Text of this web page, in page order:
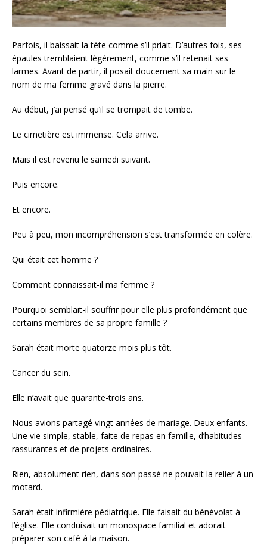
Parfois, il baissait la tête comme s’il priait. D’autres fois, ses
épaules tremblaient légèrement, comme s’il retenait ses
larmes. Avant de partir, il posait doucement sa main sur le
nom de ma femme gravé dans la pierre.
Au début, j’ai pensé qu’il se trompait de tombe.
Le cimetière est immense. Cela arrive.
Mais il est revenu le samedi suivant.
Puis encore.
Et encore.
Peu à peu, mon incompréhension s’est transformée en colère.
Qui était cet homme ?
Comment connaissait-il ma femme ?
Pourquoi semblait-il souffrir pour elle plus profondément que
certains membres de sa propre famille ?
Sarah était morte quatorze mois plus tôt.
Cancer du sein.
Elle n’avait que quarante-trois ans.
Nous avions partagé vingt années de mariage. Deux enfants.
Une vie simple, stable, faite de repas en famille, d’habitudes
rassurantes et de projets ordinaires.
Rien, absolument rien, dans son passé ne pouvait la relier à un
motard.
Sarah était infirmière pédiatrique. Elle faisait du bénévolat à
l’église. Elle conduisait un monospace familial et adorait
préparer son café à la maison.